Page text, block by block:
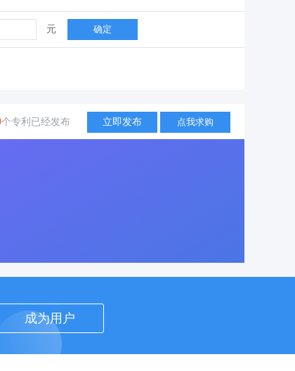
元 确定
个专利已经发布 立即发布 点我求购
成为用户